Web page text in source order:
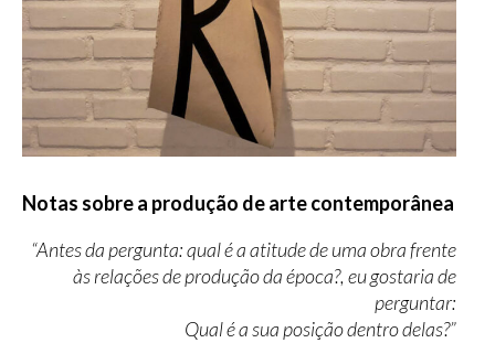
Notas sobre a produção de arte contemporânea
“Antes da pergunta: qual é a atitude de uma obra frente
às relações de produção da época?, eu gostaria de
perguntar:
Qual é a sua posição dentro delas?”